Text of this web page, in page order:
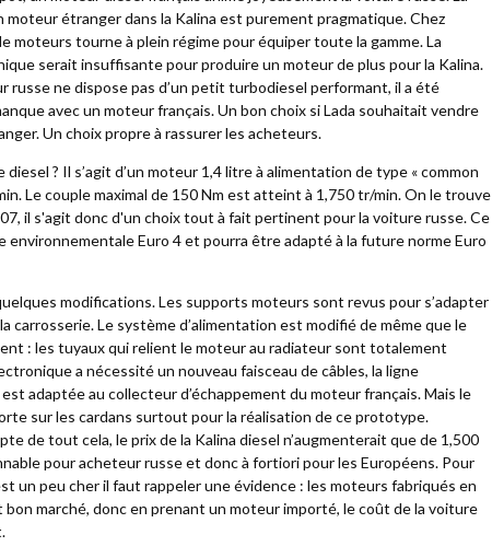
moteur étranger dans la Kalina est purement pragmatique. Chez
moteurs tourne à plein régime pour équiper toute la gamme. La
serait insuffisante pour produire un moteur de plus pour la Kalina.
russe ne dispose pas d’un petit turbodiesel performant, il a été
avec un moteur français. Un bon choix si Lada souhaitait vendre
Un choix propre à rassurer les acheteurs.
? Il s’agit d’un moteur 1,4 litre à alimentation de type « common
Le couple maximal de 150 Nm est atteint à 1,750 tr/min. On le trouve
il s'agit donc d'un choix tout à fait pertinent pour la voiture russe. Ce
environnementale Euro 4 et pourra être adapté à la future norme Euro
modifications. Les supports moteurs sont revus pour s’adapter
carrosserie. Le système d’alimentation est modifié de même que le
: les tuyaux qui relient le moteur au radiateur sont totalement
a nécessité un nouveau faisceau de câbles, la ligne
est adaptée au collecteur d’échappement du moteur français. Mais le
sur les cardans surtout pour la réalisation de ce prototype.
de tout cela, le prix de la Kalina diesel n’augmenterait que de 1,500
pour acheteur russe et donc à fortiori pour les Européens. Pour
un peu cher il faut rappeler une évidence : les moteurs fabriqués en
marché, donc en prenant un moteur importé, le coût de la voiture